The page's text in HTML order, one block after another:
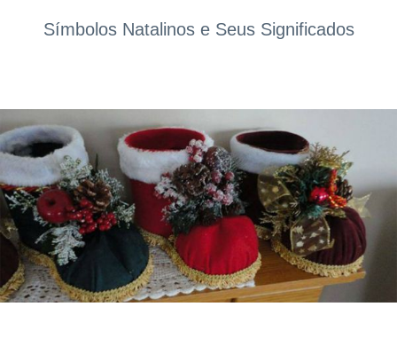
Símbolos Natalinos e Seus Significados